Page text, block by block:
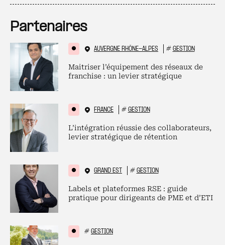
Partenaires
AUVERGNE RHÔNE-ALPES # GESTION
Maitriser l’équipement des réseaux de
franchise : un levier stratégique
FRANCE # GESTION
L’intégration réussie des collaborateurs,
levier stratégique de rétention
GRAND EST # GESTION
Labels et plateformes RSE : guide
pratique pour dirigeants de PME et d’ETI
# GESTION